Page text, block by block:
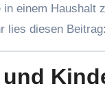
einem Haushalt
lies diesen Beitrag: